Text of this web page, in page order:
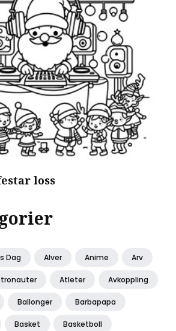
loss
Dag Alver Anime Arv
Atleter Avkoppling
Ballonger Barbapapa
Basket Basketboll